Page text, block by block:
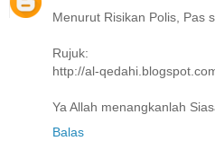
Menurut Risikan Polis, Pas
Rujuk:
http://al-
Ya Allah menangkanlah
Balas